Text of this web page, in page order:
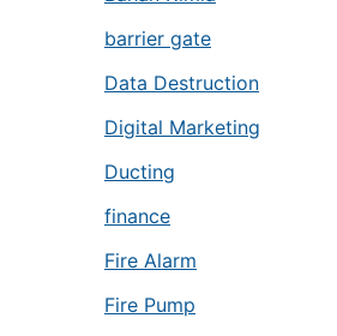
barrier gate
Data Destruction
Digital Marketing
Ducting
finance
Fire Alarm
Fire Pump